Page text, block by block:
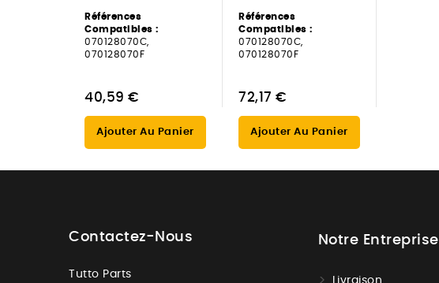
Références
Compatibles :
070128070C,
070128070F
40,59 €
Ajouter Au Panier
Références
Compatibles :
070128070C,
070128070F
72,17 €
Ajouter Au Panier
Contactez-Nous
Tutto Parts
Notre Entreprise
Livraison